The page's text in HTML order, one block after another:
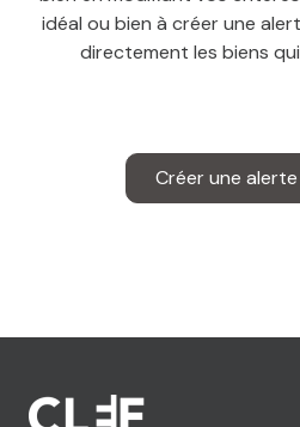
idéal ou bien à créer une
directement les biens
Créer une alerte